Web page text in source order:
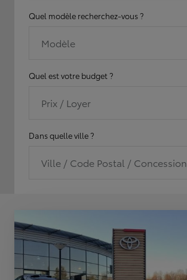
Quel modèle recherchez-vous ?
Modèle
Quel est votre budget ?
Prix / Loyer
Dans quelle ville ?
Ville / Code Postal / Concession